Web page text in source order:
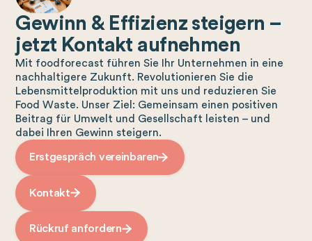
Gewinn & Effizienz steigern –
jetzt Kontakt aufnehmen
Mit foodforecast führen Sie Ihr Unternehmen in eine
nachhaltigere Zukunft. Revolutionieren Sie die
Lebensmittelproduktion mit uns und reduzieren Sie
Food Waste. Unser Ziel: Gemeinsam einen positiven
Beitrag für Umwelt und Gesellschaft leisten – und
dabei Ihren Gewinn steigern.
Erstgespräch vereinbaren
Kontakt
Rückruf anfordern